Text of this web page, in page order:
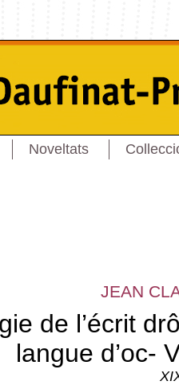
Noveltats
JEAN
de l’écrit
langue d’oc-